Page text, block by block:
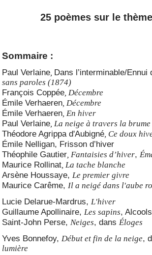
25 poèmes sur le
Sommaire :
Paul Verlaine, Dans l’interminable/
sans paroles (1874)
François Coppée, Décembre
Émile Verhaeren, Décembre
Émile Verhaeren, En hiver
Paul Verlaine, La neige à travers la brume
Théodore Agrippa d'Aubigné, Ce doux
Émile Nelligan, Frisson d’hiver
Théophile Gautier, Fantaisies d’hiver,
Maurice Rollinat, La tache blanche
Arsène Houssaye, Le premier givre
Maurice Carême, Il a neigé dans l'aube
Lucie Delarue-Mardrus, L'hiver
Guillaume Apollinaire, Les sapins, Alcools
Saint-John Perse, Neiges, dans Éloges
Yves Bonnefoy, Début et fin de la neige,
lumière